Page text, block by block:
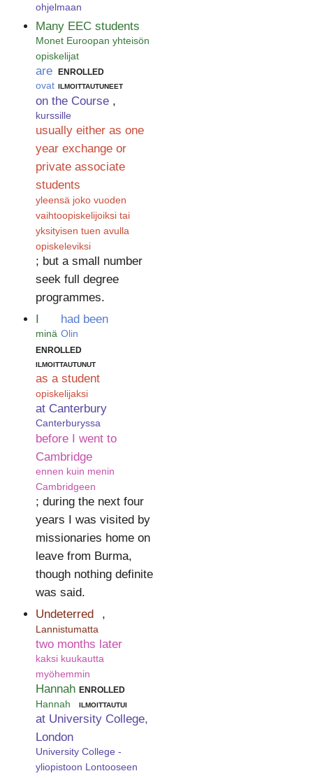
ohjelmaan
Many EEC students
Monet Euroopan yhteisön
opiskelijat
are
ovat
enrolled
ilmoittautuneet
on the Course
kurssille
,
usually either as one
year exchange or
private associate
students
yleensä joko vuoden
vaihtoopiskelijoiksi tai
yksityisen tuen avulla
opiskeleviksi
; but a small number
seek full degree
programmes.
I
minä
had been
Olin
enrolled
ilmoittautunut
as a student
opiskelijaksi
at Canterbury
Canterburyssa
before I went to
Cambridge
ennen kuin menin
Cambridgeen
; during the next four
years I was visited by
missionaries home on
leave from Burma,
though nothing definite
was said.
Undeterred
Lannistumatta
,
two months later
kaksi kuukautta
myöhemmin
Hannah
Hannah
enrolled
ilmoittautui
at University College,
London
University College -
yliopistoon Lontooseen